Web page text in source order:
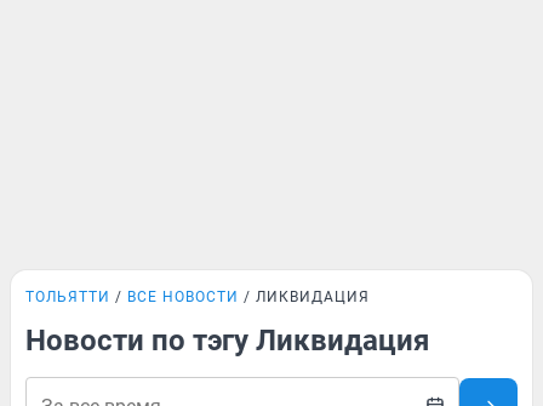
ТОЛЬЯТТИ ВСЕ НОВОСТИ ЛИКВИДАЦИЯ
Новости по тэгу Ликвидация